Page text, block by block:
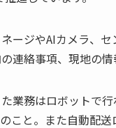
ージやAIカメラ、
連絡事項、現地の情
業務はロボットで
こと。また自動配